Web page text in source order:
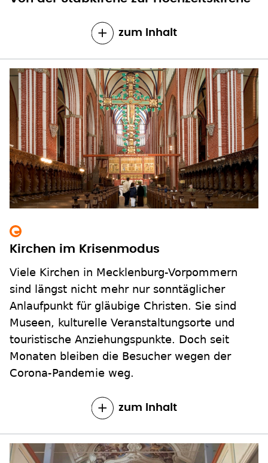
zum Inhalt
Kirchen im Krisenmodus
Viele Kirchen in Mecklenburg-Vorpommern
sind längst nicht mehr nur sonntäglicher
Anlaufpunkt für gläubige Christen. Sie sind
Museen, kulturelle Veranstaltungsorte und
touristische Anziehungspunkte. Doch seit
Monaten bleiben die Besucher wegen der
Corona-Pandemie weg.
zum Inhalt